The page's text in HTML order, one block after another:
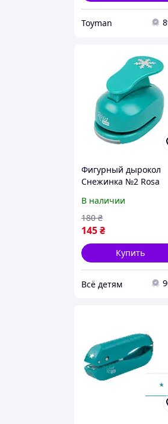
Toyman
Фигурный дырокол
Снежинка №2 Rosa
заготовки 1,6 см, Vse-
detyam
В наличии
145₴
180 ₴
Купить
Всё детям